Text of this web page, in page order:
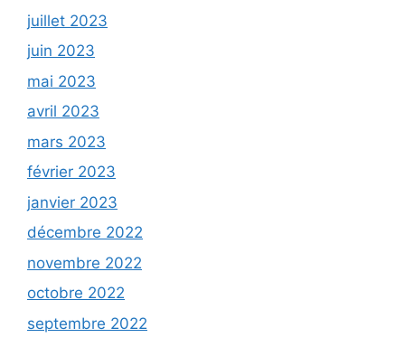
juillet 2023
juin 2023
mai 2023
avril 2023
mars 2023
février 2023
janvier 2023
décembre 2022
novembre 2022
octobre 2022
septembre 2022